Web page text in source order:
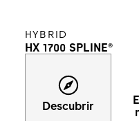
HYBRID
HX 1700 SPLINE®
Descubrir